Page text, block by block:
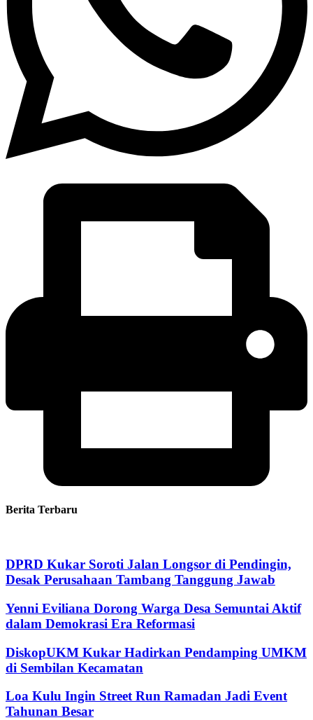
Berita Terbaru
DPRD Kukar Soroti Jalan Longsor di Pendingin,
Desak Perusahaan Tambang Tanggung Jawab
Yenni Eviliana Dorong Warga Desa Semuntai Aktif
dalam Demokrasi Era Reformasi
DiskopUKM Kukar Hadirkan Pendamping UMKM
di Sembilan Kecamatan
Loa Kulu Ingin Street Run Ramadan Jadi Event
Tahunan Besar